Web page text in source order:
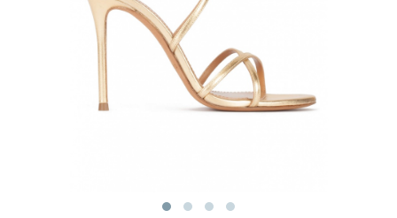
Talon haut